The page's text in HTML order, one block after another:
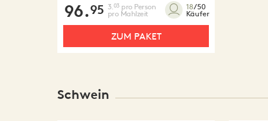
96.95 3. 03pro Person
pro Mahlzeit
18/50
Käufer
ZUM PAKET
Schwein